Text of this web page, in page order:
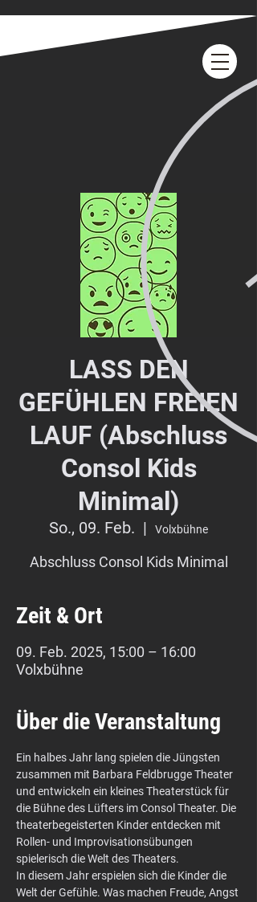
LASS DEN
GEFÜHLEN FREIEN
LAUF (Abschluss
Consol Kids
Minimal)
So., 09. Feb.
  |
Volxbühne
Abschluss Consol Kids Minimal
Zeit & Ort
09. Feb. 2025, 15:00 – 16:00
Volxbühne
Über die Veranstaltung
Ein halbes Jahr lang spielen die Jüngsten
zusammen mit Barbara Feldbrugge Theater
und entwickeln ein kleines Theaterstück für
die Bühne des Lüfters im Consol Theater. Die
theaterbegeisterten Kinder entdecken mit
Rollen- und Improvisationsübungen
spielerisch die Welt des Theaters.
In diesem Jahr erspielen sich die Kinder die
Welt der Gefühle. Was machen Freude, Angst